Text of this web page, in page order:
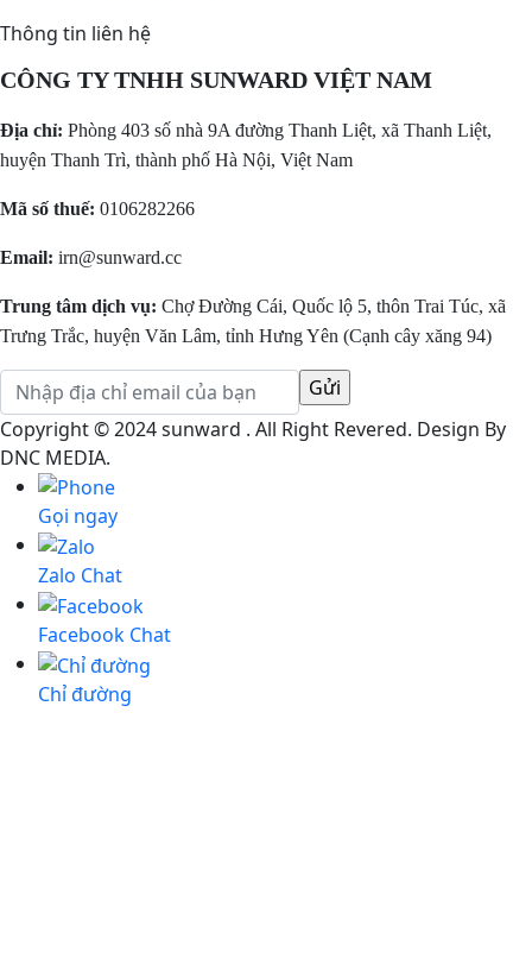
Thông tin liên hệ
CÔNG TY TNHH SUNWARD VIỆT NAM
Địa chỉ: Phòng 403 số nhà 9A đường Thanh Liệt, xã Thanh Liệt,
huyện Thanh Trì, thành phố Hà Nội, Việt Nam
Mã số thuế: 0106282266
Email: irn@sunward.cc
Trung tâm dịch vụ: Chợ Đường Cái, Quốc lộ 5, thôn Trai Túc, xã
Trưng Trắc, huyện Văn Lâm, tỉnh Hưng Yên (Cạnh cây xăng 94)
Copyright © 2024 sunward . All Right Revered. Design By
DNC MEDIA.
Gọi ngay
Zalo Chat
Facebook Chat
Chỉ đường